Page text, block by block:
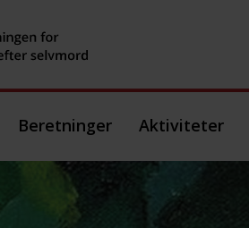
Beretninger Aktiviteter